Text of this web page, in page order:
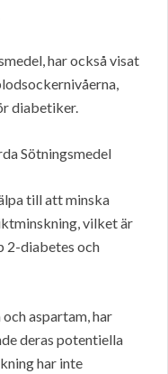
har också visat
diabetiker.
Sötningsmedel
till att minska
vilket är
2-diabetes och
aspartam, har
deras potentiella
har inte